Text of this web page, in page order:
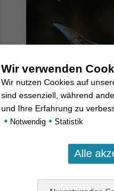
Wir verwenden
Wir nutzen Cookies auf
sind essenziell, während
und Ihre Erfahrung zu
• Notwendig • Statistik